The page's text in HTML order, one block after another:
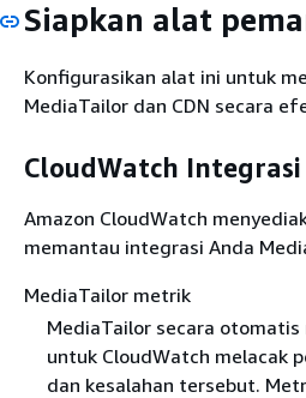
Siapkan alat
Konfigurasikan alat ini untuk
MediaTailor dan CDN secara
CloudWatch
Amazon CloudWatch
memantau integrasi Anda
MediaTailor metrik
MediaTailor secara
untuk CloudWatch melacak
dan kesalahan tersebut.